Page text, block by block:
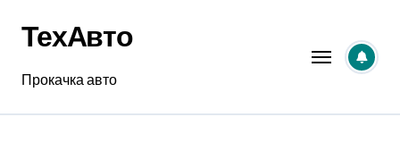
содержанию
ТехАвто
Прокачка авто